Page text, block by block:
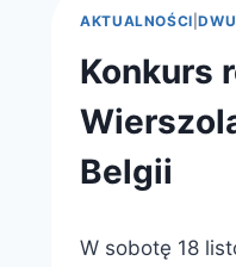
AKTUALNOŚCI |
Konkurs
Belgii
webmaster
W sobotę 18